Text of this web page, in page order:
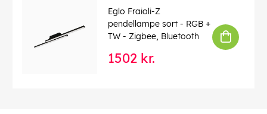
Eglo Fraioli-Z
pendellampe sort - RGB +
TW - Zigbee, Bluetooth
1502 kr.